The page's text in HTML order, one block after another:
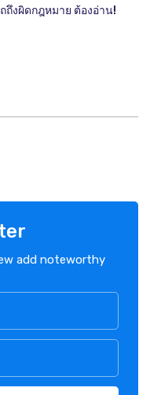
ถึงผิดกฎหมาย ต้องอ่าน!
add noteworthy